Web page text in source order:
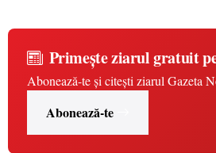
Primește ziarul gratuit
Abonează-te și citești ziarul Gazeta
Abonează-te